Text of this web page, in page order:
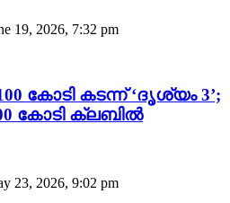
19, 2026, 7:32 pm
കോടി കടന്ന് ‘ദൃശ്യം 3’;
കോടി ക്ലബിൽ
23, 2026, 9:02 pm